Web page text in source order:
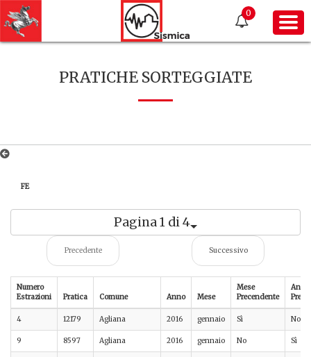
0
PRATICHE SORTEGGIATE
FE
Pagina 1 di 4
Precedente Successivo
Numero
Estrazioni
Pratica Comune Anno Mese
Mese
Precendente
Anno
4 12179 Agliana 2016 gennaio Sì No
9 8597 Agliana 2016 gennaio No Sì